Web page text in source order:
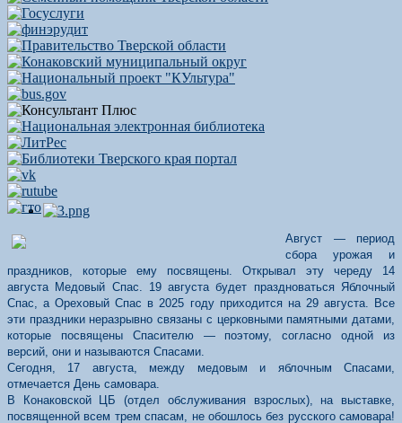
Август — период
сбора урожая и
праздников, которые ему посвящены. Открывал эту череду 14
августа Медовый Спас. 19 августа будет праздноваться Яблочный
Спас, а Ореховый Спас в 2025 году приходится на 29 августа. Все
эти праздники неразрывно связаны с церковными памятными датами,
которые посвящены Спасителю — поэтому, согласно одной из
версий, они и называются Спасами.
Сегодня, 17 августа, между медовым и яблочным Спасами,
отмечается День самовара.
В Конаковской ЦБ (отдел обслуживания взрослых), на выставке,
посвященной всем трем спасам, не обошлось без русского самовара!